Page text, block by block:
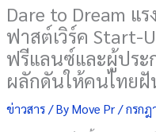
Dare to Dream แ
ฟาสต์เวิร์ค Start-
ฟรีแลนซ์และผู้ประ
ผลักดันให้คนไทยฝั
ข่าวสาร/ ByMove Pr/กรกฎ